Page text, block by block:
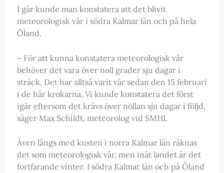
I går kunde man konstatera att det blivit
meteorologisk vår i södra Kalmar län och på hela
Öland.
– För att kunna konstatera meteorologisk vår
behöver det vara över noll grader sju dagar i
sträck. Det har alltså varit vår sedan den 15 februari
i de här krokarna. Vi kunde konstatera det först
igår eftersom det krävs över nollan sju dagar i följd,
säger Max Schildt, meteorolog vid SMHI.
Även längs med kusten i norra Kalmar län räknas
det som meteorologisk vår, men inåt landet är det
fortfarande vinter. I södra Kalmar län och på Öland